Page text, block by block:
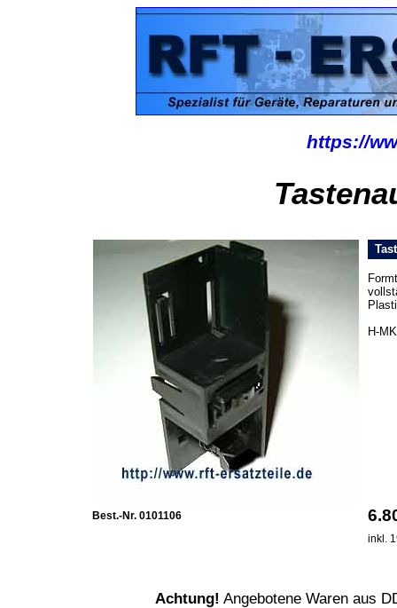
https://
H-
Best.-Nr. 0101106
inkl.
Achtung! Angebotene Waren aus